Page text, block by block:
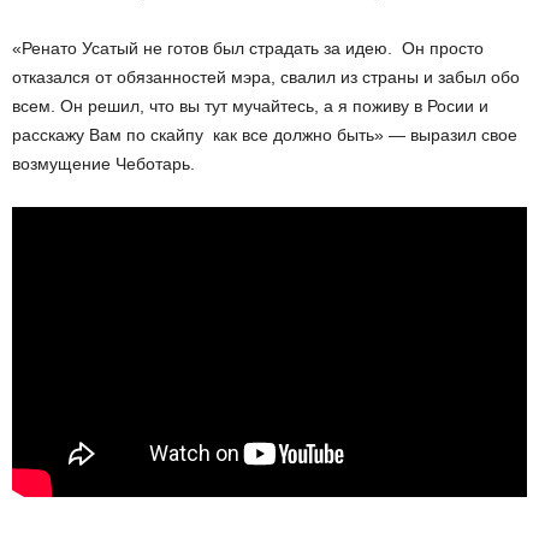
«Ренато Усатый не готов был страдать за идею. Он просто
отказался от обязанностей мэра, свалил из страны и забыл обо
всем. Он решил, что вы тут мучайтесь, а я поживу в Росии и
расскажу Вам по скайпу как все должно быть» — выразил свое
возмущение Чеботарь.